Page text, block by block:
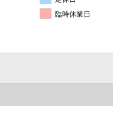
臨時休業日